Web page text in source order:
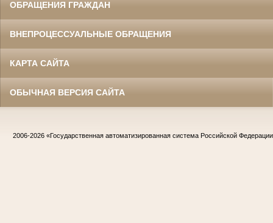
ОБРАЩЕНИЯ ГРАЖДАН
ВНЕПРОЦЕССУАЛЬНЫЕ ОБРАЩЕНИЯ
КАРТА САЙТА
ОБЫЧНАЯ ВЕРСИЯ САЙТА
2006-2026 «Государственная автоматизированная система Российской